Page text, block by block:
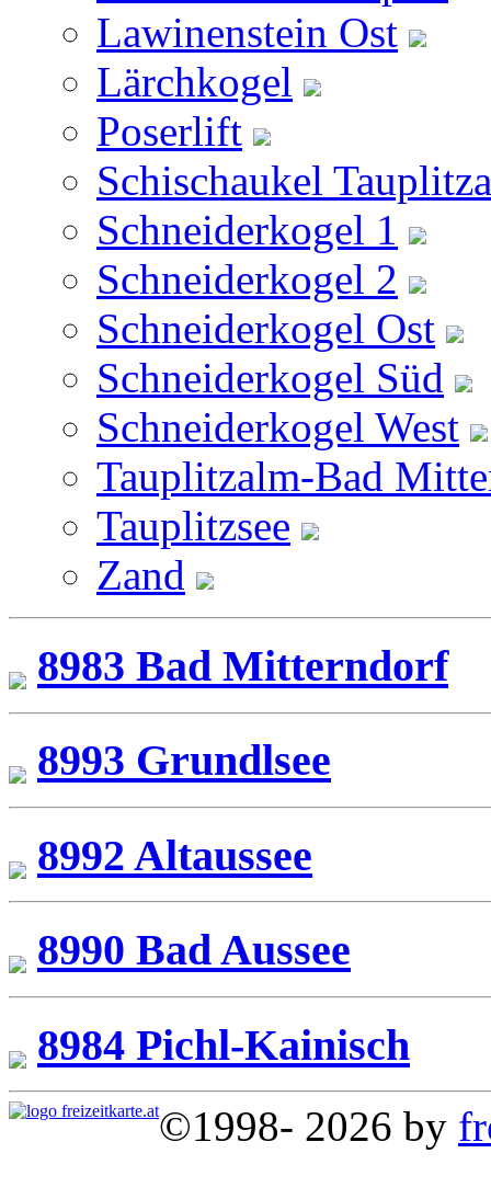
Lawinenstein Ost
Lärchkogel
Poserlift
Schischaukel
Schneiderkogel 1
Schneiderkogel 2
Schneiderkogel Ost
Schneiderkogel Süd
Schneiderkogel West
Tauplitzalm-Bad
Tauplitzsee
Zand
8983 Bad Mitterndorf
8993 Grundlsee
8992 Altaussee
8990 Bad Aussee
8984 Pichl-Kainisch
©1998- 2026 by